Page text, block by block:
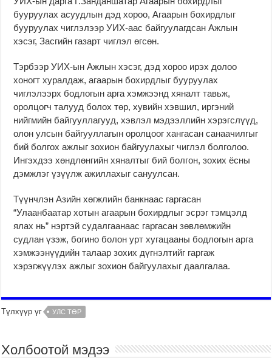
бууруулах асуудлын дэд хороо, Агаарын бохирдлыг
бууруулах чиглэлээр УИХ-аас байгуулагдсан Ажлын
хэсэг, Засгийн газарт чиглэл өгсөн.
Тэрбээр УИХ-ын Ажлын хэсэг, дэд хороо ирэх долоо
хоногт хуралдаж, агаарын бохирдлыг бууруулах
чиглэлээрх бодлогын арга хэмжээнд хяналт тавьж,
оролцогч талууд болох төр, хувийн хэвшил, иргэний
нийгмийн байгууллагууд, хэвлэл мэдээллийн хэрэгслүүд,
олон улсын байгууллагын оролцоог хангасан санаачилгыг
бий болгох ажлыг зохион байгуулахыг чиглэл болголоо.
Ингэхдээ хөндлөнгийн хяналтыг бий болгон, зохих ёсны
дэмжлэг үзүүлж ажиллахыг сануулсан.
Түүнчлэн Азийн хөгжлийн банкнаас гаргасан
“Улаанбаатар хотын агаарын бохирдлыг эсрэг тэмцэлд
ялах нь” нэртэй судалгаанаас гаргасан зөвлөмжийн
судлан үзэж, богино болон урт хугацааны бодлогын арга
хэмжээнүүдийн талаар зохих дүгнэлтийг гаргаж
хэрэгжүүлэх ажлыг зохион байгуулахыг даалгалаа.
Түлхүүр үг УЛС ТӨР
Холбоотой мэдээ